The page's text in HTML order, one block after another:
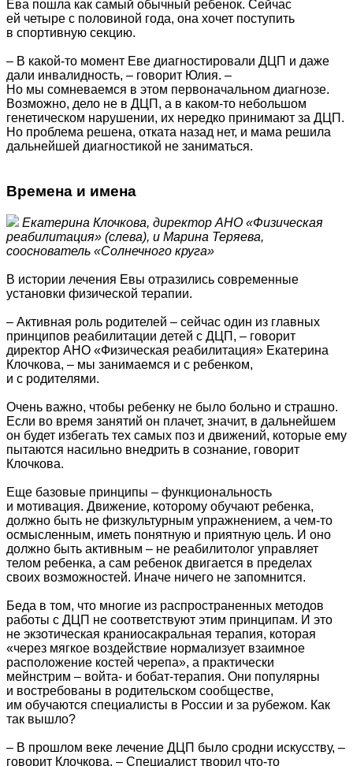
Ева пошла как самый обычный ребенок. Сейчас
ей четыре с половиной года, она хочет поступить
в спортивную секцию.
– В какой-то момент Еве диагностировали ДЦП и даже
дали инвалидность, – говорит Юлия. –
Но мы сомневаемся в этом первоначальном диагнозе.
Возможно, дело не в ДЦП, а в каком-то небольшом
генетическом нарушении, их нередко принимают за ДЦП.
Но проблема решена, отката назад нет, и мама решила
дальнейшей диагностикой не заниматься.
Времена и имена
Екатерина Клочкова, директор АНО «Физическая
реабилитация» (слева), и Марина Теряева,
сооснователь «Солнечного круга»
В истории лечения Евы отразились современные
установки физической терапии.
– Активная роль родителей – сейчас один из главных
принципов реабилитации детей с ДЦП, – говорит
директор АНО «Физическая реабилитация» Екатерина
Клочкова, – мы занимаемся и с ребенком,
и с родителями.
Очень важно, чтобы ребенку не было больно и страшно.
Если во время занятий он плачет, значит, в дальнейшем
он будет избегать тех самых поз и движений, которые ему
пытаются насильно внедрить в сознание, говорит
Клочкова.
Еще базовые принципы – функциональность
и мотивация. Движение, которому обучают ребенка,
должно быть не физкультурным упражнением, а чем-то
осмысленным, иметь понятную и приятную цель. И оно
должно быть активным – не реабилитолог управляет
телом ребенка, а сам ребенок двигается в пределах
своих возможностей. Иначе ничего не запомнится.
Беда в том, что многие из распространенных методов
работы с ДЦП не соответствуют этим принципам. И это
не экзотическая краниосакральная терапия, которая
«через мягкое воздействие нормализует взаимное
расположение костей черепа», а практически
мейнстрим – войта- и бобат-терапия. Они популярны
и востребованы в родительском сообществе,
им обучаются специалисты в России и за рубежом. Как
так вышло?
– В прошлом веке лечение ДЦП было сродни искусству, –
говорит Клочкова. – Специалист творил что-то